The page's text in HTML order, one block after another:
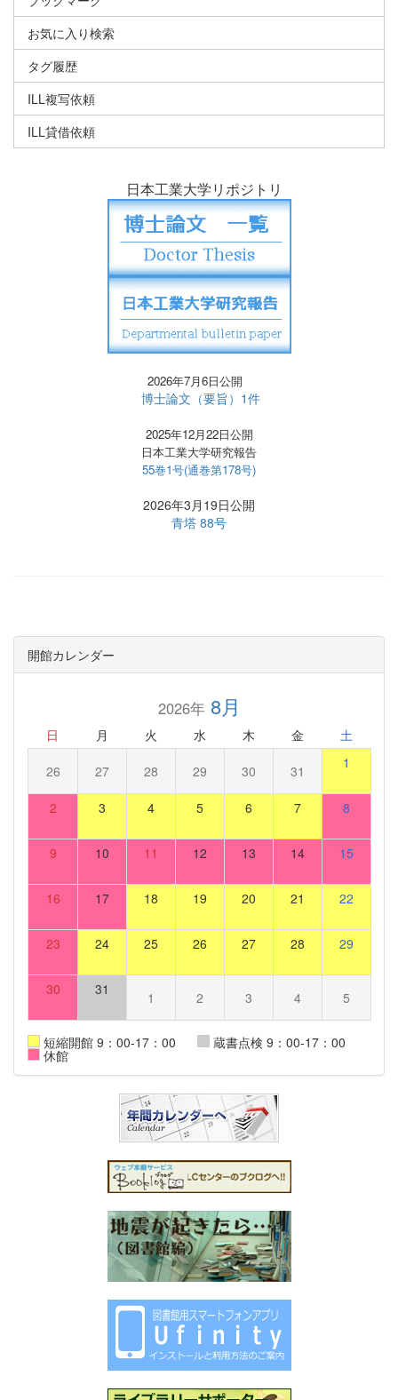
お気に入り検索
タグ履歴
ILL複写依頼
ILL貸借依頼
日本工業大学リポジトリ
2026年7月6日公開
博士論文（要旨）1件
2025年12月22日公開
日本工業大学研究報告
55巻1号(通巻第178号)
2026年3月19日公開
青塔 88号
開館カレンダー
2026年8月
日 月 火 水 木 金 土
26 27 28 29 30 31 1
2 3 4 5 6 7 8
9 10 11 12 13 14 15
16 17 18 19 20 21 22
23 24 25 26 27 28 29
30 31 1 2 3 4 5
短縮開館 9：00-17：00 蔵書点検 9：00-17：00
休館